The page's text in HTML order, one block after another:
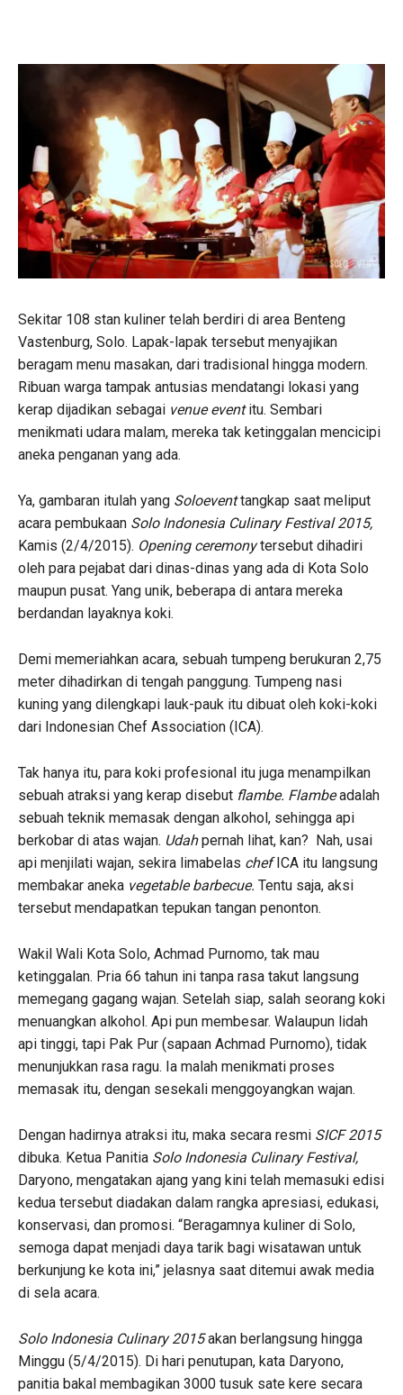
Sekitar 108 stan kuliner telah berdiri di area Benteng
Vastenburg, Solo. Lapak-lapak tersebut menyajikan
beragam menu masakan, dari tradisional hingga modern.
Ribuan warga tampak antusias mendatangi lokasi yang
kerap dijadikan sebagai venue eventitu. Sembari
menikmati udara malam, mereka tak ketinggalan mencicipi
aneka penganan yang ada.
Ya, gambaran itulah yang Soloeventtangkap saat meliput
acara pembukaan Solo Indonesia Culinary Festival 2015,
Kamis (2/4/2015). Opening ceremonytersebut dihadiri
oleh para pejabat dari dinas-dinas yang ada di Kota Solo
maupun pusat. Yang unik, beberapa di antara mereka
berdandan layaknya koki.
Demi memeriahkan acara, sebuah tumpeng berukuran 2,75
meter dihadirkan di tengah panggung. Tumpeng nasi
kuning yang dilengkapi lauk-pauk itu dibuat oleh koki-koki
dari Indonesian Chef Association (ICA).
Tak hanya itu, para koki profesional itu juga menampilkan
sebuah atraksi yang kerap disebut flambe. Flambeadalah
sebuah teknik memasak dengan alkohol, sehingga api
berkobar di atas wajan. Udahpernah lihat, kan? Nah, usai
api menjilati wajan, sekira limabelas chef ICA itu langsung
membakar aneka vegetable barbecue. Tentu saja, aksi
tersebut mendapatkan tepukan tangan penonton.
Wakil Wali Kota Solo, Achmad Purnomo, tak mau
ketinggalan. Pria 66 tahun ini tanpa rasa takut langsung
memegang gagang wajan. Setelah siap, salah seorang koki
menuangkan alkohol. Api pun membesar. Walaupun lidah
api tinggi, tapi Pak Pur (sapaan Achmad Purnomo), tidak
menunjukkan rasa ragu. Ia malah menikmati proses
memasak itu, dengan sesekali menggoyangkan wajan.
Dengan hadirnya atraksi itu, maka secara resmi SICF 2015
dibuka. Ketua Panitia Solo Indonesia Culinary Festival,
Daryono, mengatakan ajang yang kini telah memasuki edisi
kedua tersebut diadakan dalam rangka apresiasi, edukasi,
konservasi, dan promosi. “Beragamnya kuliner di Solo,
semoga dapat menjadi daya tarik bagi wisatawan untuk
berkunjung ke kota ini,” jelasnya saat ditemui awak media
di sela acara.
Solo Indonesia Culinary 2015akan berlangsung hingga
Minggu (5/4/2015). Di hari penutupan, kata Daryono,
panitia bakal membagikan 3000 tusuk sate kere secara